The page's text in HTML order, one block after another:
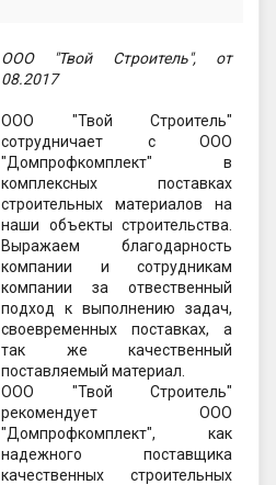
ООО "Твой Строитель", от
08.2017
ООО "Твой Строитель"
сотрудничает с ООО
"Домпрофкомплект" в
комплексных поставках
строительных материалов на
наши объекты строительства.
Выражаем благодарность
компании и сотрудникам
компании за отвественный
подход к выполнению задач,
своевременных поставках, а
так же качественный
поставляемый материал.
ООО "Твой Строитель"
рекомендует ООО
"Домпрофкомплект", как
надежного поставщика
качественных строительных